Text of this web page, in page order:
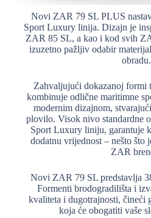
Novi ZAR 79 SL PLUS
Sport Luxury linija. Dizajn je
ZAR 85 SL, a kao i kod svih
izuzetno pažljiv odabir
obradu.
Zahvaljujući dokazanoj
kombinuje odlične maritimne
modernim dizajnom,
plovilo. Visok nivo standardne
Sport Luxury liniju, garantuje
dodatnu vrijednost – nešto
ZAR
Novi ZAR 79 SL predstavlja
Formenti brodogradilišta i
kvaliteta i dugotrajnosti, čineći
koja će obogatiti vaše